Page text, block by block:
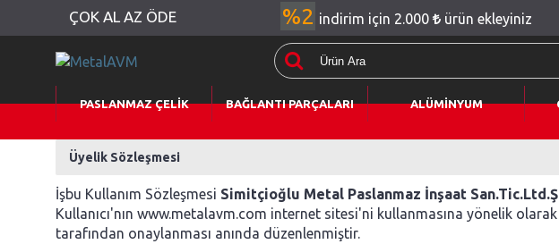
ÇOK AL AZ ÖDE %2 indirim için 2.000 ürün ekleyiniz
PASLANMAZ ÇELİK BAĞLANTI PARÇALARI ALÜMİNYUM
Üyelik Sözleşmesi
İşbu Kullanım Sözleşmesi Simitçioğlu Metal Paslanmaz İnşaat
Kullanıcı'nın www.metalavm.com internet sitesi'ni kullanmasına yönelik
tarafından onaylanması anında düzenlenmiştir.